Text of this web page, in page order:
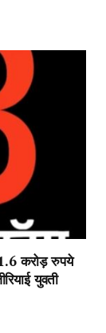
करोड़ रुपये
युवती